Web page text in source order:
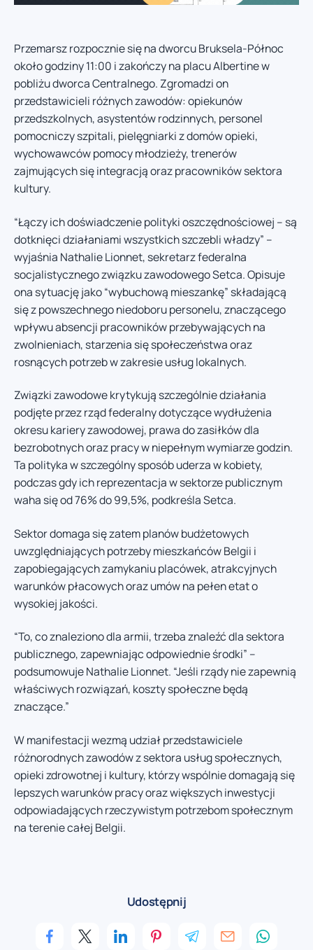
Przemarsz rozpocznie się na dworcu Bruksela-Północ
około godziny 11:00 i zakończy na placu Albertine w
pobliżu dworca Centralnego. Zgromadzi on
przedstawicieli różnych zawodów: opiekunów
przedszkolnych, asystentów rodzinnych, personel
pomocniczy szpitali, pielęgniarki z domów opieki,
wychowawców pomocy młodzieży, trenerów
zajmujących się integracją oraz pracowników sektora
kultury.
“Łączy ich doświadczenie polityki oszczędnościowej – są
dotknięci działaniami wszystkich szczebli władzy” –
wyjaśnia Nathalie Lionnet, sekretarz federalna
socjalistycznego związku zawodowego Setca. Opisuje
ona sytuację jako “wybuchową mieszankę” składającą
się z powszechnego niedoboru personelu, znaczącego
wpływu absencji pracowników przebywających na
zwolnieniach, starzenia się społeczeństwa oraz
rosnących potrzeb w zakresie usług lokalnych.
Związki zawodowe krytykują szczególnie działania
podjęte przez rząd federalny dotyczące wydłużenia
okresu kariery zawodowej, prawa do zasiłków dla
bezrobotnych oraz pracy w niepełnym wymiarze godzin.
Ta polityka w szczególny sposób uderza w kobiety,
podczas gdy ich reprezentacja w sektorze publicznym
waha się od 76% do 99,5%, podkreśla Setca.
Sektor domaga się zatem planów budżetowych
uwzględniających potrzeby mieszkańców Belgii i
zapobiegających zamykaniu placówek, atrakcyjnych
warunków płacowych oraz umów na pełen etat o
wysokiej jakości.
“To, co znaleziono dla armii, trzeba znaleźć dla sektora
publicznego, zapewniając odpowiednie środki” –
podsumowuje Nathalie Lionnet. “Jeśli rządy nie zapewnią
właściwych rozwiązań, koszty społeczne będą
znaczące.”
W manifestacji wezmą udział przedstawiciele
różnorodnych zawodów z sektora usług społecznych,
opieki zdrowotnej i kultury, którzy wspólnie domagają się
lepszych warunków pracy oraz większych inwestycji
odpowiadających rzeczywistym potrzebom społecznym
na terenie całej Belgii.
Udostępnij